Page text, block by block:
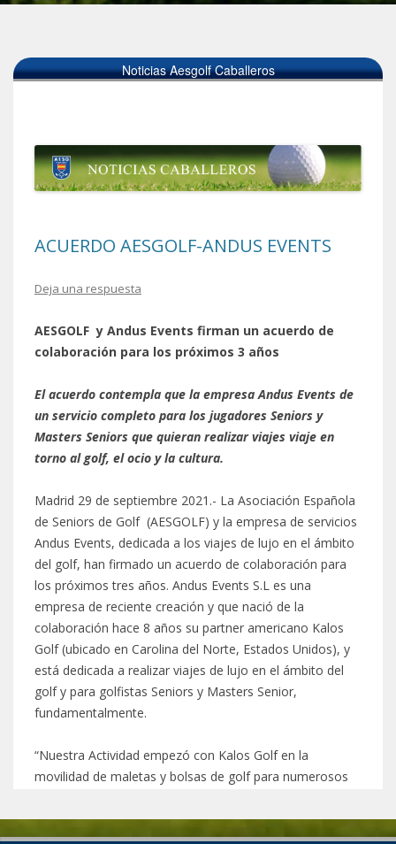
Noticias Aesgolf Caballeros